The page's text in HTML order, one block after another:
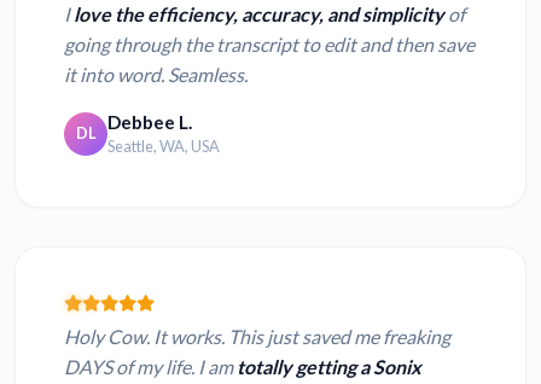
Ilove the efficiency, accuracy, and simplicityof
going through the transcript to edit and then save
it into word. Seamless.
DL Debbee L.
Seattle, WA, USA
Holy Cow. It works. This just saved me freaking
DAYS of my life. I am totally getting a Sonix